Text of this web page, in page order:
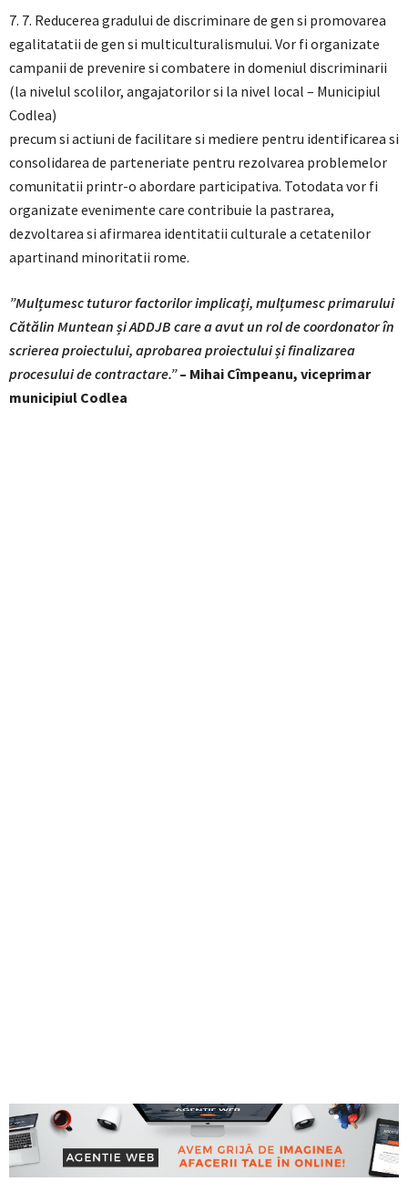
7. 7. Reducerea gradului de discriminare de gen si promovarea
egalitatatii de gen si multiculturalismului. Vor fi organizate
campanii de prevenire si combatere in domeniul discriminarii
(la nivelul scolilor, angajatorilor si la nivel local – Municipiul
Codlea)
precum si actiuni de facilitare si mediere pentru identificarea si
consolidarea de parteneriate pentru rezolvarea problemelor
comunitatii printr-o abordare participativa. Totodata vor fi
organizate evenimente care contribuie la pastrarea,
dezvoltarea si afirmarea identitatii culturale a cetatenilor
apartinand minoritatii rome.
”Mulțumesc tuturor factorilor implicați, mulțumesc primarului
Cătălin Muntean și ADDJB care a avut un rol de coordonator în
scrierea proiectului, aprobarea proiectului și finalizarea
procesului de contractare.”– Mihai Cîmpeanu, viceprimar
municipiul Codlea